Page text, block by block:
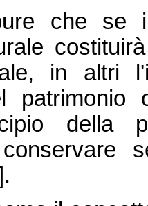
che se
in altri
patrimonio
della
.